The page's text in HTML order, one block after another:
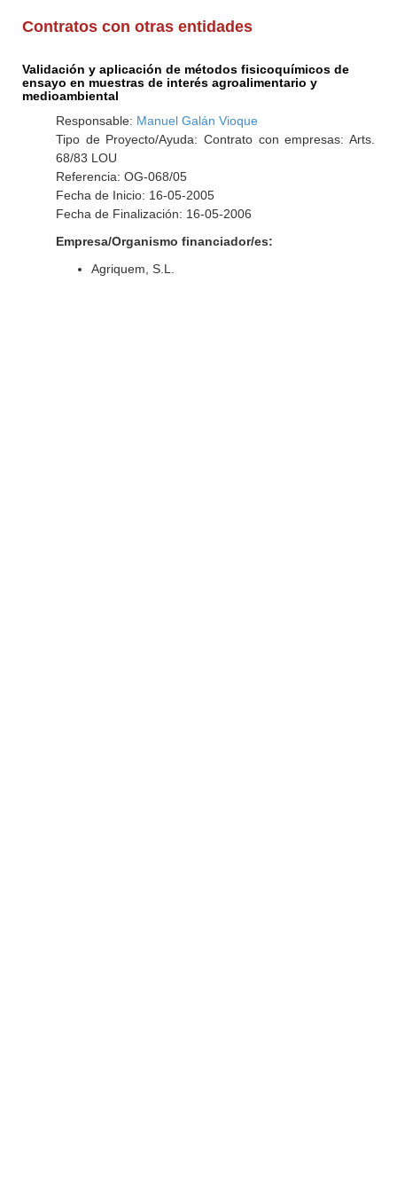
Contratos con otras entidades
Validación y aplicación de métodos fisicoquímicos de
ensayo en muestras de interés agroalimentario y
medioambiental
Responsable: Manuel Galán Vioque
Tipo de Proyecto/Ayuda: Contrato con empresas: Arts.
68/83 LOU
Referencia: OG-068/05
Fecha de Inicio: 16-05-2005
Fecha de Finalización: 16-05-2006
Empresa/Organismo financiador/es:
Agriquem, S.L.